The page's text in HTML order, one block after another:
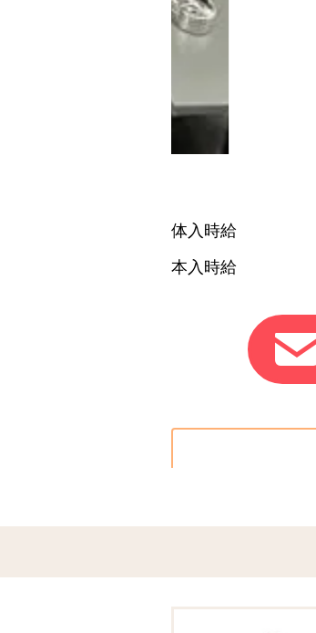
体入時給
本入時給